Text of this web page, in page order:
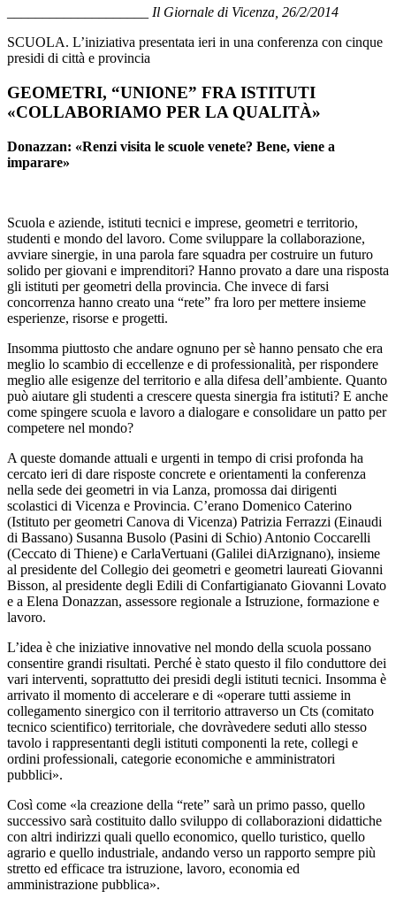
____________________ Il Giornale di Vicenza, 26/2/2014
SCUOLA. L’iniziativa presentata ieri in una conferenza con cinque
presidi di città e provincia
GEOMETRI, “UNIONE” FRA ISTITUTI
«COLLABORIAMO PER LA QUALITÀ»
Donazzan: «Renzi visita le scuole venete? Bene, viene a
imparare»
Scuola e aziende, istituti tecnici e imprese, geometri e territorio,
studenti e mondo del lavoro. Come sviluppare la collaborazione,
avviare sinergie, in una parola fare squadra per costruire un futuro
solido per giovani e imprenditori? Hanno provato a dare una risposta
gli istituti per geometri della provincia. Che invece di farsi
concorrenza hanno creato una “rete” fra loro per mettere insieme
esperienze, risorse e progetti.
Insomma piuttosto che andare ognuno per sè hanno pensato che era
meglio lo scambio di eccellenze e di professionalità, per rispondere
meglio alle esigenze del territorio e alla difesa dell’ambiente. Quanto
può aiutare gli studenti a crescere questa sinergia fra istituti? E anche
come spingere scuola e lavoro a dialogare e consolidare un patto per
competere nel mondo?
A queste domande attuali e urgenti in tempo di crisi profonda ha
cercato ieri di dare risposte concrete e orientamenti la conferenza
nella sede dei geometri in via Lanza, promossa dai dirigenti
scolastici di Vicenza e Provincia. C’erano Domenico Caterino
(Istituto per geometri Canova di Vicenza) Patrizia Ferrazzi (Einaudi
di Bassano) Susanna Busolo (Pasini di Schio) Antonio Coccarelli
(Ceccato di Thiene) e CarlaVertuani (Galilei diArzignano), insieme
al presidente del Collegio dei geometri e geometri laureati Giovanni
Bisson, al presidente degli Edili di Confartigianato Giovanni Lovato
e a Elena Donazzan, assessore regionale a Istruzione, formazione e
lavoro.
L’idea è che iniziative innovative nel mondo della scuola possano
consentire grandi risultati. Perché è stato questo il filo conduttore dei
vari interventi, soprattutto dei presidi degli istituti tecnici. Insomma è
arrivato il momento di accelerare e di «operare tutti assieme in
collegamento sinergico con il territorio attraverso un Cts (comitato
tecnico scientifico) territoriale, che dovràvedere seduti allo stesso
tavolo i rappresentanti degli istituti componenti la rete, collegi e
ordini professionali, categorie economiche e amministratori
pubblici».
Così come «la creazione della “rete” sarà un primo passo, quello
successivo sarà costituito dallo sviluppo di collaborazioni didattiche
con altri indirizzi quali quello economico, quello turistico, quello
agrario e quello industriale, andando verso un rapporto sempre più
stretto ed efficace tra istruzione, lavoro, economia ed
amministrazione pubblica».